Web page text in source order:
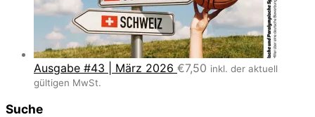
Ausgabe #43 | März 2026 €7,50 inkl. der aktuell
gültigen MwSt.
Suche